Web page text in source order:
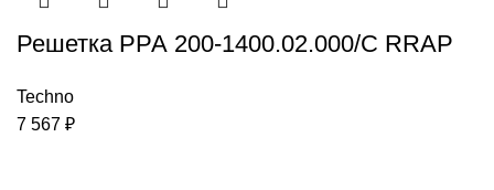
Решетка РРА 200-1400.02.000/С RRAP
Techno
7 567 ₽